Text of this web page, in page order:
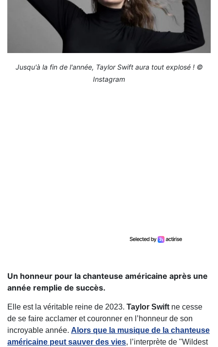
Jusqu'à la fin de l'année, Taylor Swift aura tout explosé ! ©
Instagram
Un honneur pour la chanteuse américaine après une
année remplie de succès.
Elle est la véritable reine de 2023. Taylor Swift ne cesse
de se faire acclamer et couronner en l’honneur de son
incroyable année. Alors que la musique de la chanteuse
américaine peut sauver des vies, l’interprète de "Wildest